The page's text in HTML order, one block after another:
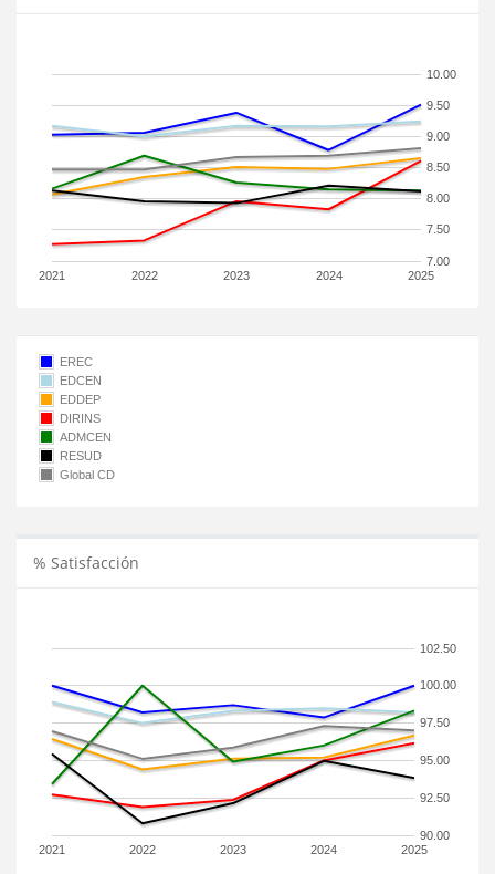
2021 2022 2023 2024 2025
7.00
7.50
8.00
8.50
9.00
9.50
10.00
EREC
EDCEN
EDDEP
DIRINS
ADMCEN
RESUD
Global CD
% Satisfacción
2021 2022 2023 2024 2025
90.00
92.50
95.00
97.50
100.00
102.50